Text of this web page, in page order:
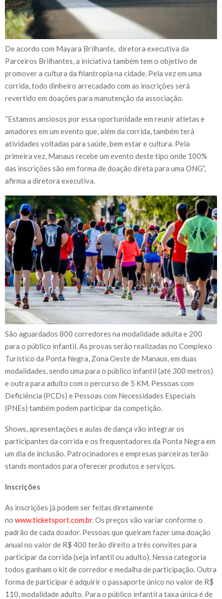
De acordo com Mayara Brilhante, diretora executiva da
Parceiros Brilhantes, a iniciativa também tem o objetivo de
promover a cultura da filantropia na cidade. Pela vez em uma
corrida, todo dinheiro arrecadado com as inscrições será
revertido em doações para manutenção da associação.
“Estamos ansiosos por essa oportunidade em reunir atletas e
amadores em um evento que, além da corrida, também terá
atividades voltadas para saúde, bem estar e cultura. Pela
primeira vez, Manaus recebe um evento deste tipo onde 100%
das inscrições são em forma de doação direta para uma ONG”,
afirma a diretora executiva.
São aguardados 800 corredores na modalidade adulta e 200
para o público infantil. As provas serão realizadas no Complexo
Turístico da Ponta Negra, Zona Oeste de Manaus, em duas
modalidades, sendo uma para o público infantil (até 300 metros)
e outra para adulto com o percurso de 5 KM. Pessoas com
Deficiência (PCDs) e Pessoas com Necessidades Especiais
(PNEs) também podem participar da competição.
Shows, apresentações e aulas de dança vão integrar os
participantes da corrida e os frequentadores da Ponta Negra em
um dia de inclusão. Patrocinadores e empresas parceiras terão
stands montados para oferecer produtos e serviços.
Inscrições
As inscrições já podem ser feitas diretamente
no www.ticketsport.com.br. Os preços vão variar conforme o
padrão de cada doador. Pessoas que queiram fazer uma doação
anual no valor de R$ 400 terão direito a três convites para
participar da corrida (seja infantil ou adulto). Nessa categoria
todos ganham o kit de corredor e medalha de participação. Outra
forma de participar é adquirir o passaporte único no valor de R$
110, modalidade adulto. Para o público infantil a taxa única é de